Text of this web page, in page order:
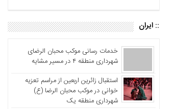
:: ایران
خدمات رسانی موکب محبان الرضای
شهرداری منطقه ۴ در مسیر مشایه
استقبال زائرین اربعین از مراسم تعزیه
خوانی در موکب محبان الرضا (ع)
شهرداری منطقه یک